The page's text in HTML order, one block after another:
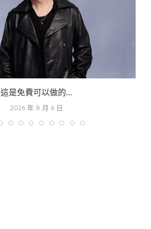
這是免費可以做的...
2026 年 8 月 6 日